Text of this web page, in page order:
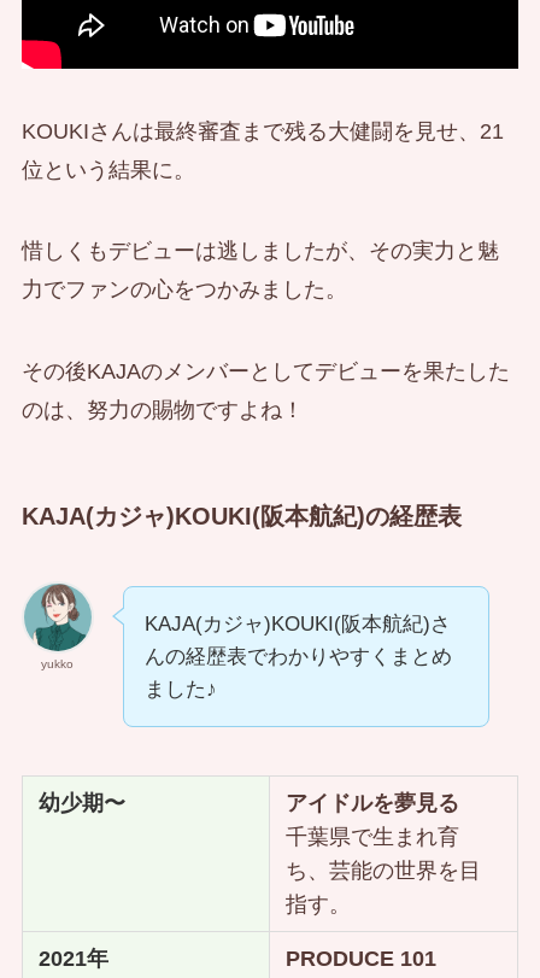
KOUKIさんは最終審査まで残る大健闘を見せ、21
位という結果に。
惜しくもデビューは逃しましたが、その実力と魅
力でファンの心をつかみました。
その後KAJAのメンバーとしてデビューを果たした
のは、努力の賜物ですよね！
KAJA(カジャ)KOUKI(阪本航紀)の経歴表
yukko
KAJA(カジャ)KOUKI(阪本航紀)さ
んの経歴表でわかりやすくまとめ
ました♪
幼少期〜
アイドルを夢見る
千葉県で生まれ育
ち、芸能の世界を目
指す。
2021年
PRODUCE 101